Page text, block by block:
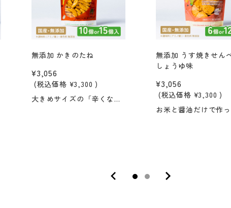
無添加 かきのたね
¥3,056
(税込価格 ¥3,300 )
大きめサイズの「辛くない」かきのたね。 味付けの醤油の原材料（大豆、小麦、食塩）も、全てが国産です。
無添加 うす焼きせん
しょうゆ味
¥3,056
(税込価格 ¥3,300 )